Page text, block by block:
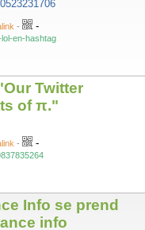
- -
en-hashtag
Twitter
of π."
- -
Info se prend
info